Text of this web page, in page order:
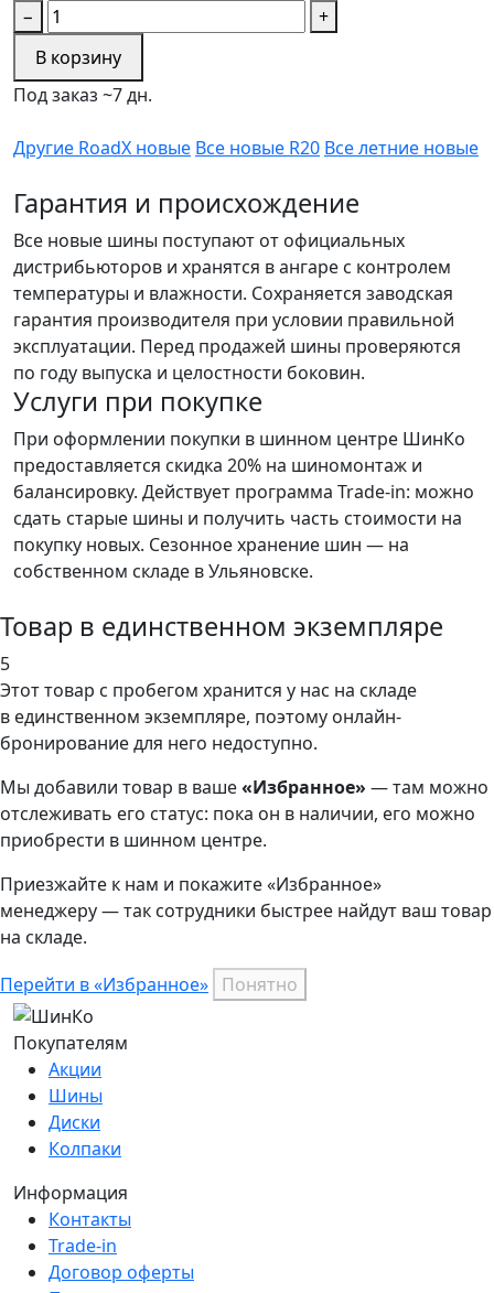
−
+
В корзину
Под заказ ~7 дн.
Другие RoadX новые Все новые R20 Все летние новые
Гарантия и происхождение
Все новые шины поступают от официальных
дистрибьюторов и хранятся в ангаре с контролем
температуры и влажности. Сохраняется заводская
гарантия производителя при условии правильной
эксплуатации. Перед продажей шины проверяются
по году выпуска и целостности боковин.
Услуги при покупке
При оформлении покупки в шинном центре ШинКо
предоставляется скидка 20% на шиномонтаж и
балансировку. Действует программа Trade-in: можно
сдать старые шины и получить часть стоимости на
покупку новых. Сезонное хранение шин — на
собственном складе в Ульяновске.
Товар в единственном экземпляре
5
Этот товар с пробегом хранится у нас на складе
в единственном экземпляре, поэтому онлайн-
бронирование для него недоступно.
Мы добавили товар в ваше«Избранное» — там можно
отслеживать его статус: пока он в наличии, его можно
приобрести в шинном центре.
Приезжайте к нам и покажите «Избранное»
менеджеру — так сотрудники быстрее найдут ваш товар
на складе.
Перейти в «Избранное» Понятно
Покупателям
Акции
Шины
Диски
Колпаки
Информация
Контакты
Trade-in
Договор оферты